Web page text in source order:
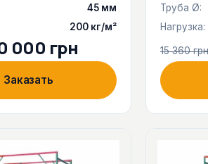
45 мм
200 кг/м²
000 грн
Заказать
Труба Ø:
Нагрузка:
15 360 грн